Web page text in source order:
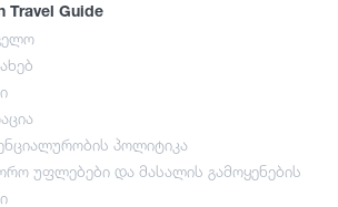
Travel Guide
პოლიტიკა
უფლებები და მასალის გამოყენების